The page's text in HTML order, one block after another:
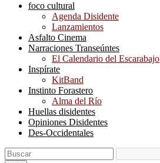
foco cultural
Agenda Disidente
Lanzamientos
Asfalto Cinema
Narraciones Transeúntes
El Calendario del Escarabajo
Inspírate
KitBand
Instinto Forastero
Alma del Río
Huellas disidentes
Opiniones Disidentes
Des-Occidentales